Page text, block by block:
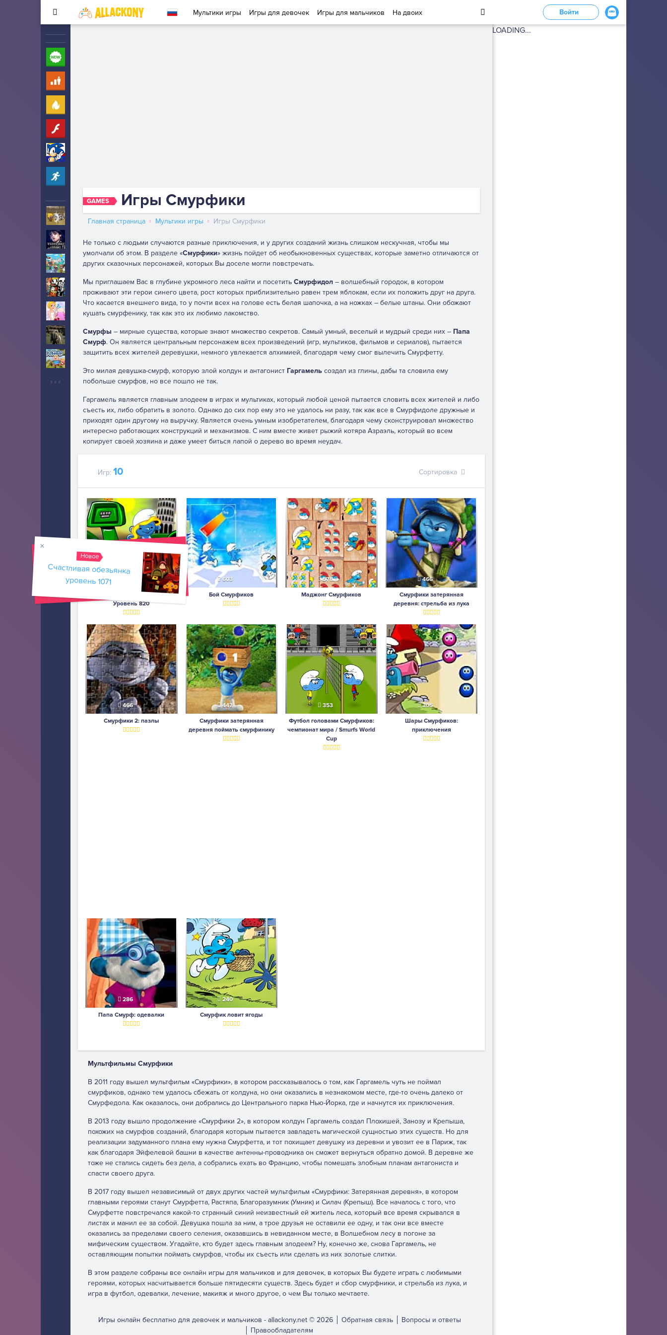
Мультики игры Игры для девочек Игры для мальчиков На двоих Войти
Ударный отряд котят 5
Уэнсдей 10
Тока Бока 5
Свадьба 2
Выживание 6
GAMES Игры Смурфики
Главная страница Мультики игры Игры Смурфики
Не только с людьми случаются разные приключения, и у других созданий жизнь слишком нескучная, чтобы мы
умолчали об этом. В разделе «Смурфики» жизнь пойдет об необыкновенных существах, которые заметно отличаются от
других сказочных персонажей, которых Вы доселе могли повстречать.
Мы приглашаем Вас в глубине укромного леса найти и посетить Смурфидол – волшебный городок, в котором
проживают эти герои синего цвета, рост которых приблизительно равен трем яблокам, если их положить друг на друга.
Что касается внешнего вида, то у почти всех на голове есть белая шапочка, а на ножках – белые штаны. Они обожают
кушать смурфенику, так как это их любимо лакомство.
Смурфы – мирные существа, которые знают множество секретов. Самый умный, веселый и мудрый среди них – Папа
Смурф. Он является центральным персонажем всех произведений (игр, мультиков, фильмов и сериалов), пытается
защитить всех жителей деревушки, немного увлекается алхимией, благодаря чему смог вылечить Смурфетту.
Это милая девушка-смурф, которую злой колдун и антагонист Гаргамель создал из глины, дабы та словила ему
побольше смурфов, но все пошло не так.
Гаргамель является главным злодеем в играх и мультиках, который любой ценой пытается словить всех жителей и либо
съесть их, либо обратить в золото. Однако до сих пор ему это не удалось ни разу, так как все в Смурфидоле дружные и
приходят один другому на выручку. Является очень умным изобретателем, благодаря чему сконструировал множество
интересно работающих конструкций и механизмов. С ним вместе живет рыжий котяра Азраэль, который во всем
копирует своей хозяина и даже умеет биться лапой о дерево во время неудач.
Игр: 10 Сортировка
Счастливая обезьянка:
Уровень 820
603
Бой Смурфиков
578
Маджонг Смурфиков
466
Смурфики затерянная
деревня: стрельба из лука
466
Смурфики 2: пазлы
447
Смурфики затерянная
деревня поймать смурфинику
353
Футбол головами Смурфиков:
чемпионат мира / Smurfs World
Cup
305
Шары Смурфиков:
приключения
286
Папа Смурф: одевалки
240
Смурфик ловит ягоды
Мультфильмы Смурфики
В 2011 году вышел мультфильм «Смурфики», в котором рассказывалось о том, как Гаргамель чуть не поймал
смурфиков, однако тем удалось сбежать от колдуна, но они оказались в незнакомом месте, где-то очень далеко от
Смурфедола. Как оказалось, они добрались до Центрального парка Нью-Йорка, где и начнутся их приключения.
В 2013 году вышло продолжение «Смурфики 2», в котором колдун Гаргамель создал Плохишей, Занозу и Крепыша,
похожих на смурфов созданий, благодаря которым пытается завладеть магической сущностью этих существ. Но для
реализации задуманного плана ему нужна Смурфетта, и тот похищает девушку из деревни и увозит ее в Париж, так
как благодаря Эйфелевой башни в качестве антенны-проводника он сможет вернуться обратно домой. В деревне же
тоже не стались сидеть без дела, а собрались ехать во Францию, чтобы помешать злобным планам антагониста и
спасти своего друга.
В 2017 году вышел независимый от двух других частей мультфильм «Смурфики: Затерянная деревня», в котором
главными героями станут Смурфетта, Растяпа, Благоразумник (Умник) и Силач (Крепыш). Все началось с того, что
Смурфетте повстречался какой-то странный синий неизвестный ей житель леса, который все время скрывался в
листах и манил ее за собой. Девушка пошла за ним, а трое друзья не оставили ее одну, и так они все вместе
оказались за пределами своего селения, оказавшись в невиданном месте, в Волшебном лесу в погоне за
мифическим существом. Угадайте, кто будет здесь главным злодеем? Ну, конечно же, снова Гаргамель, не
оставляющим попытки поймать смурфов, чтобы их съесть или сделать из них золотые слитки.
В этом разделе собраны все онлайн игры для мальчиков и для девочек, в которых Вы будете играть с любимыми
героями, которых насчитывается больше пятидесяти существ. Здесь будет и сбор смурфники, и стрельба из лука, и
игра в футбол, одевалки, лечение, макияж и много другое, о чем Вы только мечтаете.
Игры онлайн бесплатно для девочек и мальчиков - allackony.net © 2026 Обратная связь
Вопросы и ответы
Правообладателям
LOADING...
Новое
Счастливая обезьянка
уровень 1071